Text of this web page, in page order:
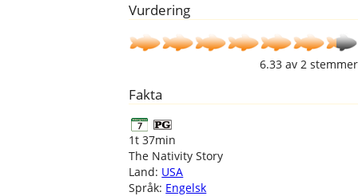
Vurdering
6.33av 2 stemmer
Fakta
1t 37min
The Nativity Story
Land: USA
Språk: Engelsk